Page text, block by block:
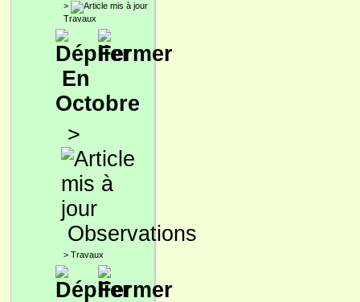
>
Travaux
En
Octobre
>
Observations
> Travaux